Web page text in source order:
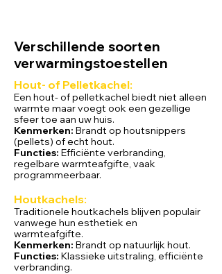
Verschillende soorten
verwarmingstoestellen
Hout- of Pelletkachel:
Een hout- of pelletkachel biedt niet alleen
warmte maar voegt ook een gezellige
sfeer toe aan uw huis.
Kenmerken: Brandt op houtsnippers
(pellets) of echt hout.
Functies: Efficiënte verbranding,
regelbare warmteafgifte, vaak
programmeerbaar.
Houtkachels:
Traditionele houtkachels blijven populair
vanwege hun esthetiek en
warmteafgifte.
Kenmerken: Brandt op natuurlijk hout.
Functies: Klassieke uitstraling, efficiënte
verbranding.